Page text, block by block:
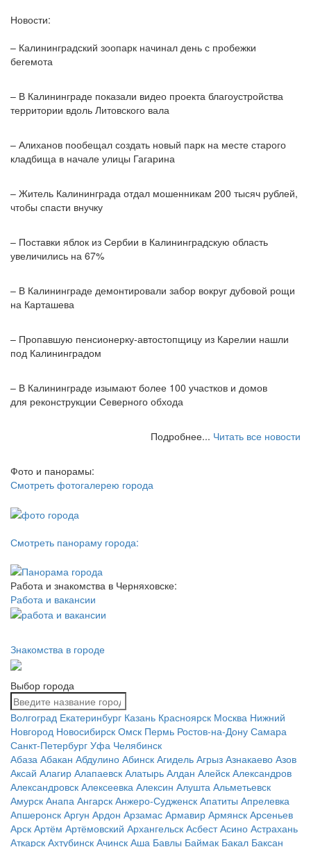
Новости:
– Калининградский зоопарк начинал день с пробежки
бегемота
– В Калининграде показали видео проекта благоустройства
территории вдоль Литовского вала
– Алиханов пообещал создать новый парк на месте старого
кладбища в начале улицы Гагарина
– Житель Калининграда отдал мошенникам 200 тысяч рублей,
чтобы спасти внучку
– Поставки яблок из Сербии в Калининградскую область
увеличились на 67%
– В Калининграде демонтировали забор вокруг дубовой рощи
на Карташева
– Пропавшую пенсионерку-автостопщицу из Карелии нашли
под Калининградом
– В Калининграде изымают более 100 участков и домов
для реконструкции Северного обхода
Подробнее... Читать все новости
Фото и панорамы:
Смотреть фотогалерею города
Смотреть панораму города:
Работа и знакомства в Черняховске:
Работа и вакансии
Знакомства в городе
Выбор города
Волгоград Екатеринбург Казань Красноярск Москва Нижний
Новгород Новосибирск Омск Пермь Ростов-на-Дону Самара
Санкт-Петербург Уфа Челябинск
Абаза Абакан Абдулино Абинск Агидель Агрыз Азнакаево Азов
Аксай Алагир Алапаевск Алатырь Алдан Алейск Александров
Александровск Алексеевка Алексин Алушта Альметьевск
Амурск Анапа Ангарск Анжеро-Судженск Апатиты Апрелевка
Апшеронск Аргун Ардон Арзамас Армавир Армянск Арсеньев
Арск Артём Артёмовский Архангельск Асбест Асино Астрахань
Аткарск Ахтубинск Ачинск Аша Бавлы Баймак Бакал Баксан